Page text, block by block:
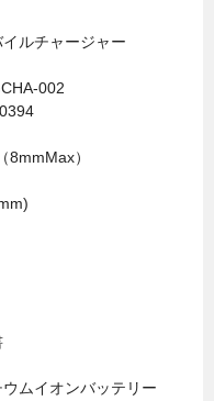
ルチャージャー
002
）
ムイオンバッテリー